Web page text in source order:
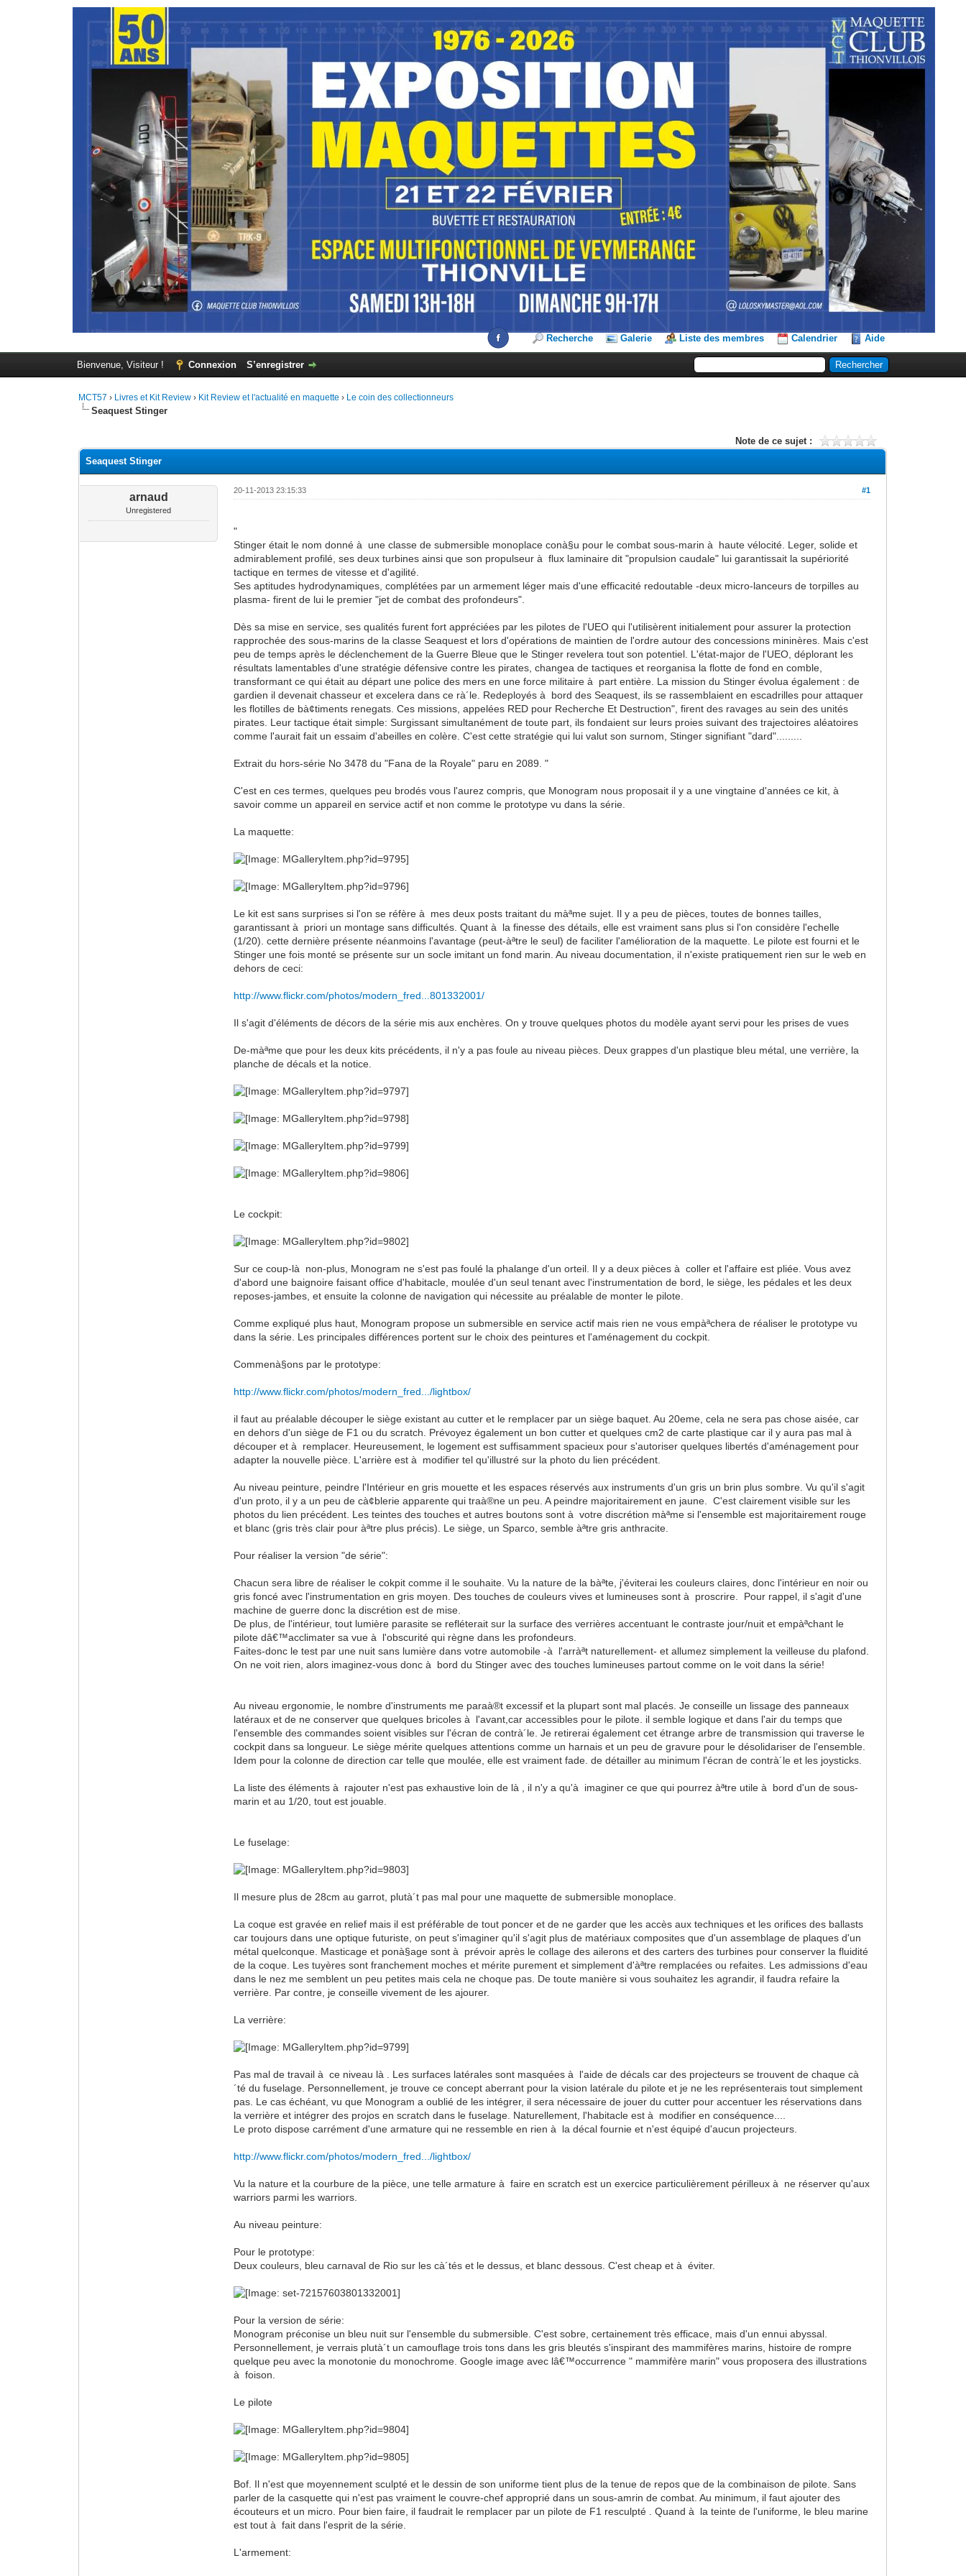
Recherche Galerie Liste des membres Calendrier Aide
Bienvenue, Visiteur ! Connexion S’enregistrer
MCT57 › Livres et Kit Review › Kit Review et l'actualité en maquette › Le coin des collectionneurs
Seaquest Stinger
Note de ce sujet :
Seaquest Stinger
arnaud
Unregistered
#1
20-11-2013 23:15:33
"
Stinger était le nom donné à une classe de submersible monoplace conà§u pour le combat sous-marin à haute vélocité. Leger, solide et
admirablement profilé, ses deux turbines ainsi que son propulseur à flux laminaire dit "propulsion caudale" lui garantissait la supériorité
tactique en termes de vitesse et d'agilité.
Ses aptitudes hydrodynamiques, complétées par un armement léger mais d'une efficacité redoutable -deux micro-lanceurs de torpilles au
plasma- firent de lui le premier "jet de combat des profondeurs".
Dès sa mise en service, ses qualités furent fort appréciées par les pilotes de l'UEO qui l'utilisèrent initialement pour assurer la protection
rapprochée des sous-marins de la classe Seaquest et lors d'opérations de maintien de l'ordre autour des concessions mininères. Mais c'est
peu de temps après le déclenchement de la Guerre Bleue que le Stinger revelera tout son potentiel. L'état-major de l'UEO, déplorant les
résultats lamentables d'une stratégie défensive contre les pirates, changea de tactiques et reorganisa la flotte de fond en comble,
transformant ce qui était au départ une police des mers en une force militaire à part entière. La mission du Stinger évolua également : de
gardien il devenait chasseur et excelera dans ce rà´le. Redeployés à bord des Seaquest, ils se rassemblaient en escadrilles pour attaquer
les flotilles de bà¢timents renegats. Ces missions, appelées RED pour Recherche Et Destruction", firent des ravages au sein des unités
pirates. Leur tactique était simple: Surgissant simultanément de toute part, ils fondaient sur leurs proies suivant des trajectoires aléatoires
comme l'aurait fait un essaim d'abeilles en colère. C'est cette stratégie qui lui valut son surnom, Stinger signifiant "dard".........
Extrait du hors-série No 3478 du "Fana de la Royale" paru en 2089. "
C'est en ces termes, quelques peu brodés vous l'aurez compris, que Monogram nous proposait il y a une vingtaine d'années ce kit, à
savoir comme un appareil en service actif et non comme le prototype vu dans la série.
La maquette:
Le kit est sans surprises si l'on se réfère à mes deux posts traitant du màªme sujet. Il y a peu de pièces, toutes de bonnes tailles,
garantissant à priori un montage sans difficultés. Quant à la finesse des détails, elle est vraiment sans plus si l'on considère l'echelle
(1/20). cette dernière présente néanmoins l'avantage (peut-àªtre le seul) de faciliter l'amélioration de la maquette. Le pilote est fourni et le
Stinger une fois monté se présente sur un socle imitant un fond marin. Au niveau documentation, il n'existe pratiquement rien sur le web en
dehors de ceci:
http://www.flickr.com/photos/modern_fred...801332001/
Il s'agit d'éléments de décors de la série mis aux enchères. On y trouve quelques photos du modèle ayant servi pour les prises de vues
De-màªme que pour les deux kits précédents, il n'y a pas foule au niveau pièces. Deux grappes d'un plastique bleu métal, une verrière, la
planche de décals et la notice.
Le cockpit:
Sur ce coup-là non-plus, Monogram ne s'est pas foulé la phalange d'un orteil. Il y a deux pièces à coller et l'affaire est pliée. Vous avez
d'abord une baignoire faisant office d'habitacle, moulée d'un seul tenant avec l'instrumentation de bord, le siège, les pédales et les deux
reposes-jambes, et ensuite la colonne de navigation qui nécessite au préalable de monter le pilote.
Comme expliqué plus haut, Monogram propose un submersible en service actif mais rien ne vous empàªchera de réaliser le prototype vu
dans la série. Les principales différences portent sur le choix des peintures et l'aménagement du cockpit.
Commenà§ons par le prototype:
http://www.flickr.com/photos/modern_fred.../lightbox/
il faut au préalable découper le siège existant au cutter et le remplacer par un siège baquet. Au 20eme, cela ne sera pas chose aisée, car
en dehors d'un siège de F1 ou du scratch. Prévoyez également un bon cutter et quelques cm2 de carte plastique car il y aura pas mal à
découper et à remplacer. Heureusement, le logement est suffisamment spacieux pour s'autoriser quelques libertés d'aménagement pour
adapter la nouvelle pièce. L'arrière est à modifier tel qu'illustré sur la photo du lien précédent.
Au niveau peinture, peindre l'Intérieur en gris mouette et les espaces réservés aux instruments d'un gris un brin plus sombre. Vu qu'il s'agit
d'un proto, il y a un peu de cà¢blerie apparente qui traà®ne un peu. A peindre majoritairement en jaune. C'est clairement visible sur les
photos du lien précédent. Les teintes des touches et autres boutons sont à votre discrétion màªme si l'ensemble est majoritairement rouge
et blanc (gris très clair pour àªtre plus précis). Le siège, un Sparco, semble àªtre gris anthracite.
Pour réaliser la version "de série":
Chacun sera libre de réaliser le cokpit comme il le souhaite. Vu la nature de la bàªte, j'éviterai les couleurs claires, donc l'intérieur en noir ou
gris foncé avec l'instrumentation en gris moyen. Des touches de couleurs vives et lumineuses sont à proscrire. Pour rappel, il s'agit d'une
machine de guerre donc la discrétion est de mise.
De plus, de l'intérieur, tout lumière parasite se refléterait sur la surface des verrières accentuant le contraste jour/nuit et empàªchant le
pilote dâ€™acclimater sa vue à l'obscurité qui règne dans les profondeurs.
Faites-donc le test par une nuit sans lumière dans votre automobile -à l'arràªt naturellement- et allumez simplement la veilleuse du plafond.
On ne voit rien, alors imaginez-vous donc à bord du Stinger avec des touches lumineuses partout comme on le voit dans la série!
Au niveau ergonomie, le nombre d'instruments me paraà®t excessif et la plupart sont mal placés. Je conseille un lissage des panneaux
latéraux et de ne conserver que quelques bricoles à l'avant,car accessibles pour le pilote. il semble logique et dans l'air du temps que
l'ensemble des commandes soient visibles sur l'écran de contrà´le. Je retirerai également cet étrange arbre de transmission qui traverse le
cockpit dans sa longueur. Le siège mérite quelques attentions comme un harnais et un peu de gravure pour le désolidariser de l'ensemble.
Idem pour la colonne de direction car telle que moulée, elle est vraiment fade. de détailler au minimum l'écran de contrà´le et les joysticks.
La liste des éléments à rajouter n'est pas exhaustive loin de là , il n'y a qu'à imaginer ce que qui pourrez àªtre utile à bord d'un de sous-
marin et au 1/20, tout est jouable.
Le fuselage:
Il mesure plus de 28cm au garrot, plutà´t pas mal pour une maquette de submersible monoplace.
La coque est gravée en relief mais il est préférable de tout poncer et de ne garder que les accès aux techniques et les orifices des ballasts
car toujours dans une optique futuriste, on peut s'imaginer qu'il s'agit plus de matériaux composites que d'un assemblage de plaques d'un
métal quelconque. Masticage et ponà§age sont à prévoir après le collage des ailerons et des carters des turbines pour conserver la fluidité
de la coque. Les tuyères sont franchement moches et mérite purement et simplement d'àªtre remplacées ou refaites. Les admissions d'eau
dans le nez me semblent un peu petites mais cela ne choque pas. De toute manière si vous souhaitez les agrandir, il faudra refaire la
verrière. Par contre, je conseille vivement de les ajourer.
La verrière:
Pas mal de travail à ce niveau là . Les surfaces latérales sont masquées à l'aide de décals car des projecteurs se trouvent de chaque cà
´té du fuselage. Personnellement, je trouve ce concept aberrant pour la vision latérale du pilote et je ne les représenterais tout simplement
pas. Le cas échéant, vu que Monogram a oublié de les intégrer, il sera nécessaire de jouer du cutter pour accentuer les réservations dans
la verrière et intégrer des projos en scratch dans le fuselage. Naturellement, l'habitacle est à modifier en conséquence....
Le proto dispose carrément d'une armature qui ne ressemble en rien à la décal fournie et n'est équipé d'aucun projecteurs.
http://www.flickr.com/photos/modern_fred.../lightbox/
Vu la nature et la courbure de la pièce, une telle armature à faire en scratch est un exercice particulièrement périlleux à ne réserver qu'aux
warriors parmi les warriors.
Au niveau peinture:
Pour le prototype:
Deux couleurs, bleu carnaval de Rio sur les cà´tés et le dessus, et blanc dessous. C'est cheap et à éviter.
Pour la version de série:
Monogram préconise un bleu nuit sur l'ensemble du submersible. C'est sobre, certainement très efficace, mais d'un ennui abyssal.
Personnellement, je verrais plutà´t un camouflage trois tons dans les gris bleutés s'inspirant des mammifères marins, histoire de rompre
quelque peu avec la monotonie du monochrome. Google image avec lâ€™occurrence " mammifère marin" vous proposera des illustrations
à foison.
Le pilote
Bof. Il n'est que moyennement sculpté et le dessin de son uniforme tient plus de la tenue de repos que de la combinaison de pilote. Sans
parler de la casquette qui n'est pas vraiment le couvre-chef approprié dans un sous-amrin de combat. Au minimum, il faut ajouter des
écouteurs et un micro. Pour bien faire, il faudrait le remplacer par un pilote de F1 resculpté . Quand à la teinte de l'uniforme, le bleu marine
est tout à fait dans l'esprit de la série.
L'armement: